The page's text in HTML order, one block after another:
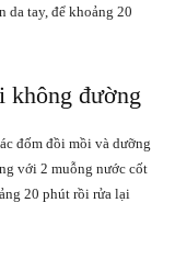
da tay, để khoảng 20
không đường
đốm đồi mồi và dưỡng
với 2 muỗng nước cốt
20 phút rồi rửa lại